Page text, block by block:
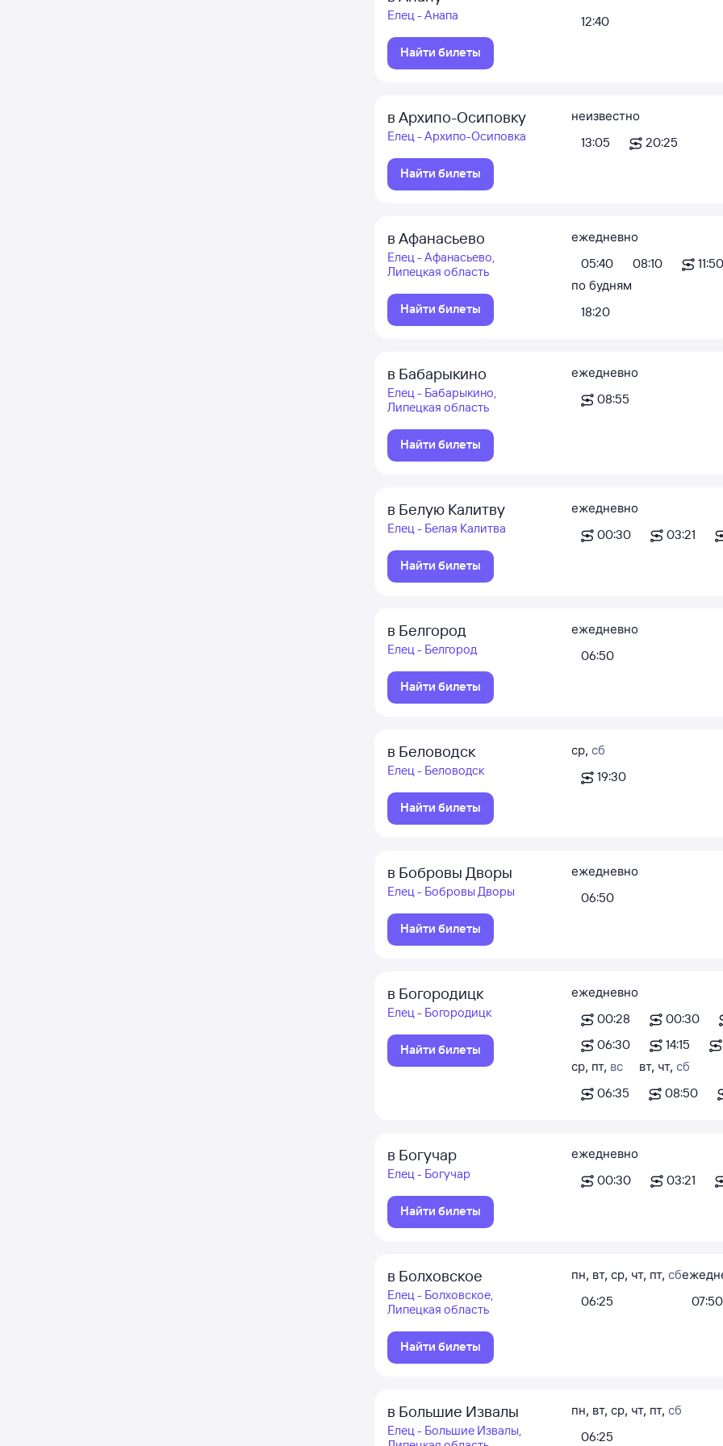
Елец - Анапа
Найти билеты
12:40
в Архипо-Осиповку
Елец - Архипо-Осиповка
Найти билеты
неизвестно
13:05
20:25
в Афанасьево
Елец - Афанасьево,
Липецкая область
Найти билеты
ежедневно
05:40
08:10
11:50
по будням
18:20
в Бабарыкино
Елец - Бабарыкино,
Липецкая область
Найти билеты
ежедневно
08:55
в Белую Калитву
Елец - Белая Калитва
Найти билеты
ежедневно
00:30
03:21
в Белгород
Елец - Белгород
Найти билеты
ежедневно
06:50
в Беловодск
Елец - Беловодск
Найти билеты
ср, сб
19:30
в Бобровы Дворы
Елец - Бобровы Дворы
Найти билеты
ежедневно
06:50
в Богородицк
Елец - Богородицк
Найти билеты
ежедневно
00:28
00:30
06:30
14:15
ср, пт, вс
06:35
вт, чт, сб
08:50
в Богучар
Елец - Богучар
Найти билеты
ежедневно
00:30
03:21
в Болховское
Елец - Болховское,
Липецкая область
Найти билеты
пн, вт, ср, чт, пт, сб
06:25
07:50
в Большие Извалы
Елец - Большие Извалы,
пн, вт, ср, чт, пт, сб
06:25